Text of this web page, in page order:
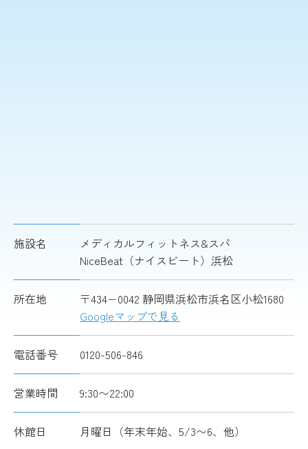
施設名
メディカルフィットネス&スパ
NiceBeat（ナイスビート）浜松
所在地
〒434−0042 静岡県浜松市浜名区小松1680
Googleマップで見る
電話番号 0120-506-846
営業時間 9:30〜22:00
休館日 月曜日（年末年始、5/3〜6、他）